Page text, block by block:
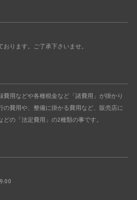
ります。ご了承下さいませ。
用などや各種税金など「諸費用」が掛かり
費用や、整備に掛かる費用など、販売店に
の「法定費用」の2種類の事です。